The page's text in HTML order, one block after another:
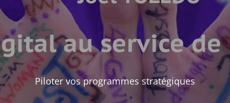
Piloter vos programmes stratégiques